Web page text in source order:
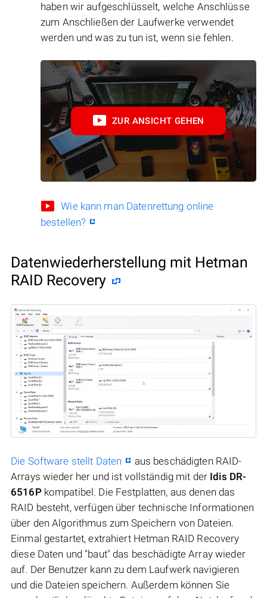
haben wir aufgeschlüsselt, welche Anschlüsse
zum Anschließen der Laufwerke verwendet
werden und was zu tun ist, wenn sie fehlen.
ZUR ANSICHT GEHEN
Wie kann man Datenrettung online
bestellen?
Datenwiederherstellung mit Hetman
RAID Recovery
Die Software stellt Daten
aus beschädigten RAID-
Arrays wieder her und ist vollständig mit der Idis DR-
6516Pkompatibel. Die Festplatten, aus denen das
RAID besteht, verfügen über technische Informationen
über den Algorithmus zum Speichern von Dateien.
Einmal gestartet, extrahiert Hetman RAID Recovery
diese Daten und "baut" das beschädigte Array wieder
auf. Der Benutzer kann zu dem Laufwerk navigieren
und die Dateien speichern. Außerdem können Sie